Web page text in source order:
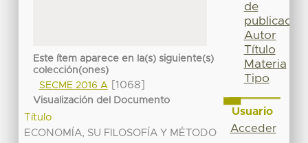
Este ítem aparece en la(s) siguiente(s)
colección(ones)
SECME 2016 A[1068]
Visualización del Documento
Título
ECONOMÍA, SU FILOSOFÍA Y MÉTODO
de
publicación
Autor
Título
Materia
Tipo
Usuario
Acceder